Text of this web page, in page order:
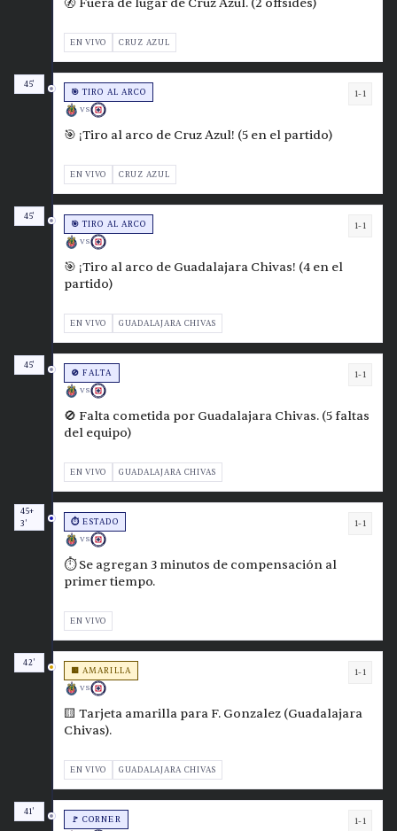
🚷 Fuera de lugar de Cruz Azul. (2 offsides)
EN VIVO CRUZ AZUL
45'
🎯 TIRO AL ARCO
VS
1-1
🎯 ¡Tiro al arco de Cruz Azul! (5 en el partido)
EN VIVO CRUZ AZUL
45'
🎯 TIRO AL ARCO
VS
1-1
🎯 ¡Tiro al arco de Guadalajara Chivas! (4 en el
partido)
EN VIVO GUADALAJARA CHIVAS
45'
🚫 FALTA
VS
1-1
🚫 Falta cometida por Guadalajara Chivas. (5 faltas
del equipo)
EN VIVO GUADALAJARA CHIVAS
45+
3'
⏱️ ESTADO
VS
1-1
⏱️ Se agregan 3 minutos de compensación al
primer tiempo.
EN VIVO
42'
🟨 AMARILLA
VS
1-1
🟨 Tarjeta amarilla para F. Gonzalez (Guadalajara
Chivas).
EN VIVO GUADALAJARA CHIVAS
41'
🚩 CORNER 1-1